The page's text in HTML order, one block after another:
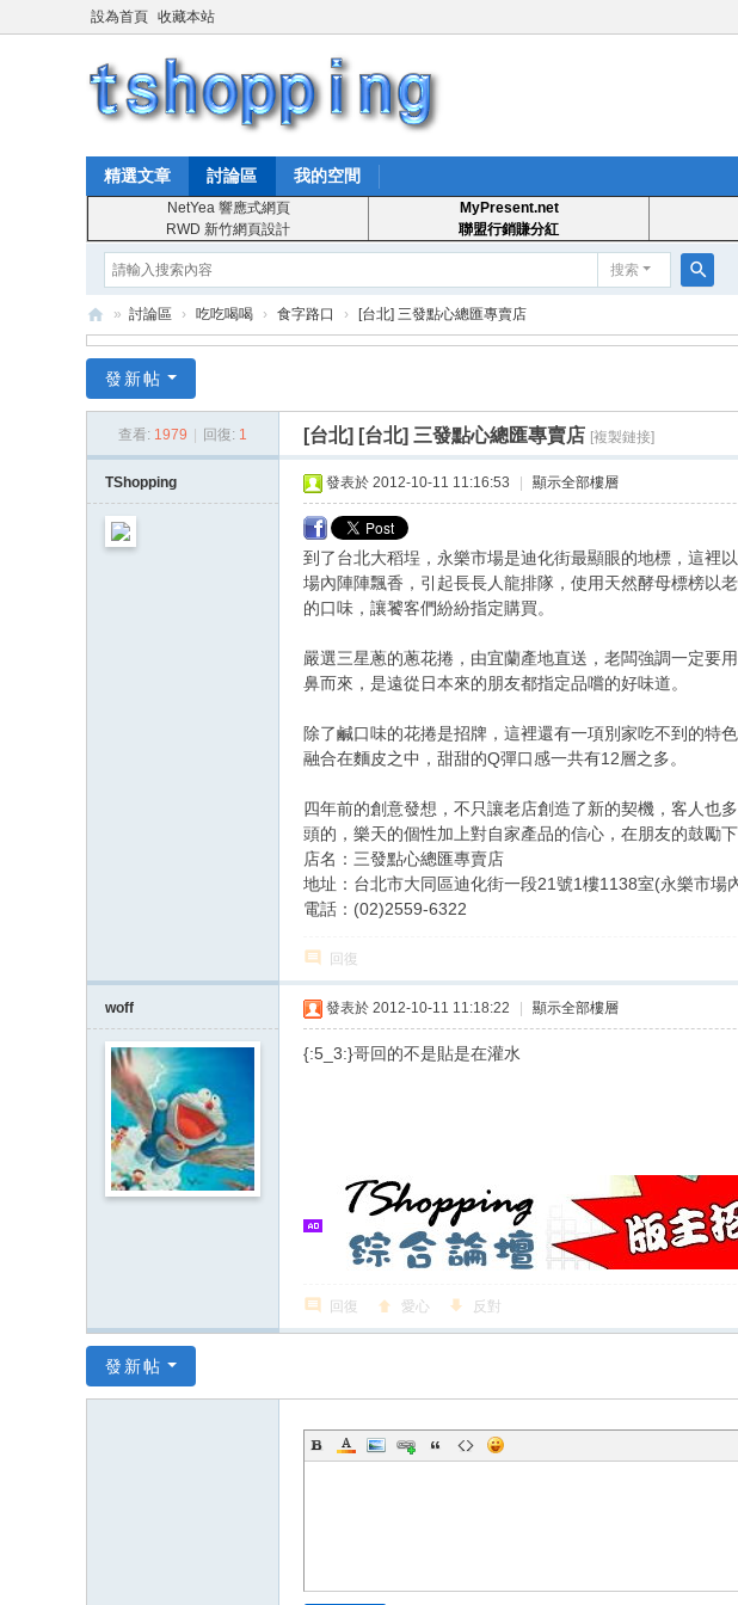
設為首頁 收藏本站
精選文章 討論區 我的空間
NetYea 響應式網頁
RWD 新竹網頁設計
MyPresent.net
聯盟行銷賺分紅
搜索
索
T
ho
pp
» 討論區 › 吃吃喝喝 › 食字路口 › [台北] 三發點心總匯專賣店
發新帖
查看: 1979 回復: 1 [台北] [台北] 三發點心總匯專賣店 [複製鏈接]
TShopping 發表於 2012-10-11 11:16:53 顯示全部樓層
到了台北大稻埕，永樂市場是迪化街最顯眼的地標，這裡
場內陣陣飄香，引起長長人龍排隊，使用天然酵母標榜以
的口味，讓饕客們紛紛指定購買。
嚴選三星蔥的蔥花捲，由宜蘭產地直送，老闆強調一定要
鼻而來，是遠從日本來的朋友都指定品嚐的好味道。
除了鹹口味的花捲是招牌，這裡還有一項別家吃不到的特
融合在麵皮之中，甜甜的Q彈口感一共有12層之多。
四年前的創意發想，不只讓老店創造了新的契機，客人也
頭的，樂天的個性加上對自家產品的信心，在朋友的鼓勵
店名：三發點心總匯專賣店
地址：台北市大同區迪化街一段21號1樓1138室(永樂市場
電話：(02)2559-6322
回復
woff 發表於 2012-10-11 11:18:22 顯示全部樓層
{:5_3:}哥回的不是貼是在灌水
回復 愛心 反對
發新帖